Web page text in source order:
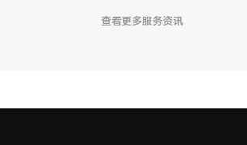
查看更多服务资讯